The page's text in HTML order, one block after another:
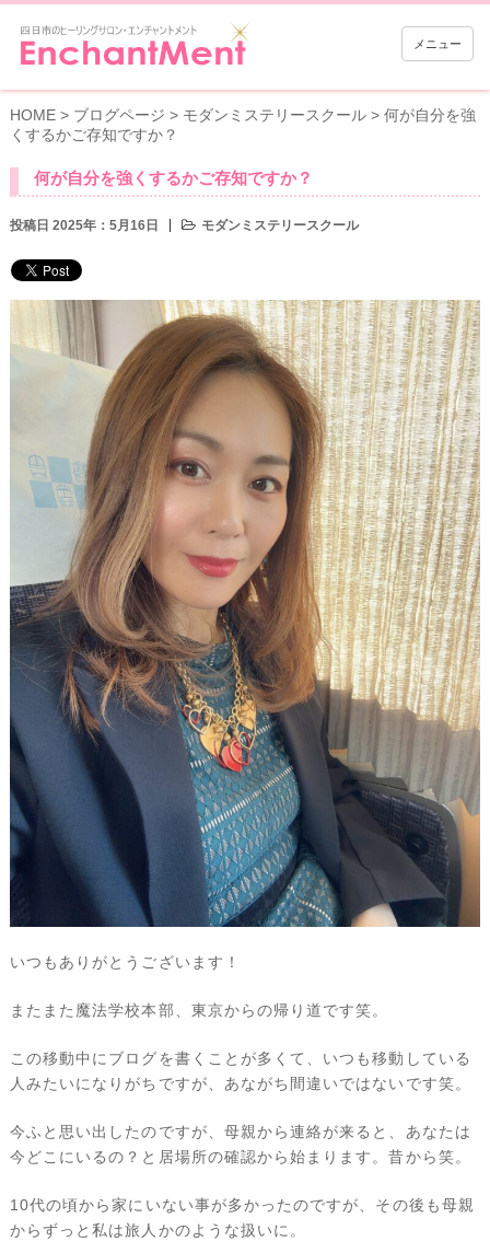
メニュー
HOME> ブログページ > モダンミステリースクール> 何が自分を強
くするかご存知ですか？
何が自分を強くするかご存知ですか？
投稿日 2025年：5月16日 モダンミステリースクール
いつもありがとうございます！
またまた魔法学校本部、東京からの帰り道です笑。
この移動中にブログを書くことが多くて、いつも移動している
人みたいになりがちですが、あながち間違いではないです笑。
今ふと思い出したのですが、母親から連絡が来ると、あなたは
今どこにいるの？と居場所の確認から始まります。昔から笑。
10代の頃から家にいない事が多かったのですが、その後も母親
からずっと私は旅人かのような扱いに。